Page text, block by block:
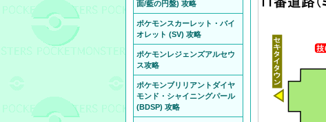
面/藍の円盤) 攻略
ポケモンスカーレット・バイ
オレット (SV) 攻略
ポケモンレジェンズアルセウ
ス攻略
ポケモンブリリアントダイヤ
モンド・シャイニングパール
(BDSP) 攻略